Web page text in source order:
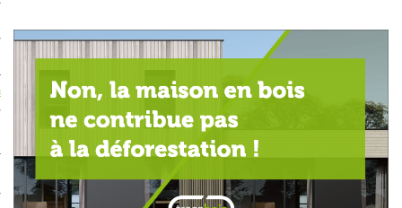
à NESTOR